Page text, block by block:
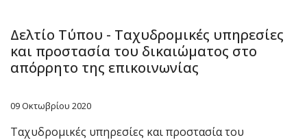
Δελτίο Τύπου - Ταχυδρομικές υπηρεσίες
και προστασία του δικαιώματος στο
απόρρητο της επικοινωνίας
09 Οκτωβρίου 2020
Ταχυδρομικές υπηρεσίες και προστασία του